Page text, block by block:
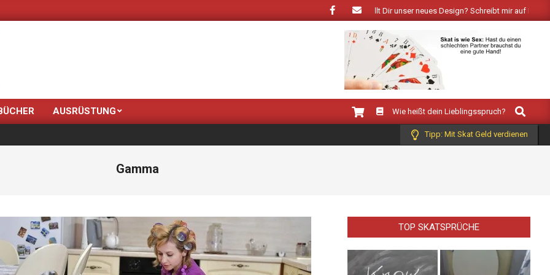
Neue Farben bringt der Frühling: Wie gefällt Dir unser neues Design? Schreibt mir auf Facebook!
AUSRÜSTUNG Wie heißt dein Lieblingsspruch?
Search
Tipp: Mit Skat Geld verdienen
Gamma
TOP SKATSPRÜCHE